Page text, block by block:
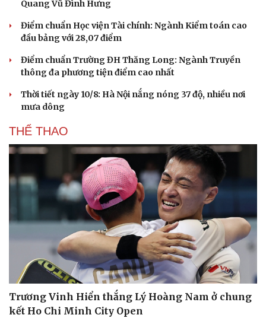
Quang Vũ Đình Hưng
Điểm chuẩn Học viện Tài chính: Ngành Kiểm toán cao
đầu bảng với 28,07 điểm
Điểm chuẩn Trường ĐH Thăng Long: Ngành Truyền
thông đa phương tiện điểm cao nhất
Thời tiết ngày 10/8: Hà Nội nắng nóng 37 độ, nhiều nơi
mưa dông
THỂ THAO
Trương Vinh Hiển thắng Lý Hoàng Nam ở chung
kết Ho Chi Minh City Open